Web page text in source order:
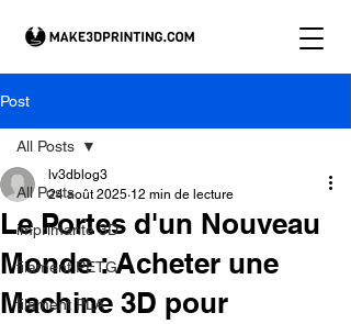
Post
All Posts
imprimante 3D
filament PETG
filament PLA
All Posts
Le Portes d'un Nouveau
Monde : Acheter une
Machine 3D pour
lv3dblog3
24 août 2025 12 min de lecture